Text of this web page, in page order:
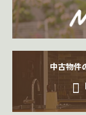
中古物件